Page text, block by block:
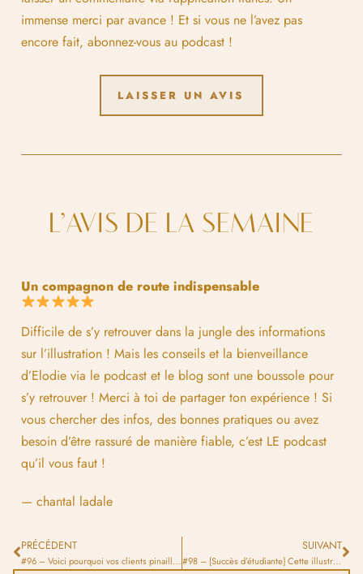
immense merci par avance ! Et si vous ne l’avez pas
encore fait, abonnez-vous au podcast !
LAISSER UN AVIS
L’AVIS DE LA SEMAINE
Un compagnon de route indispensable
Difficile de s’y retrouver dans la jungle des informations
sur l’illustration ! Mais les conseils et la bienveillance
d’Elodie via le podcast et le blog sont une boussole pour
s’y retrouver ! Merci à toi de partager ton expérience ! Si
vous chercher des infos, des bonnes pratiques ou avez
besoin d’être rassuré de manière fiable, c’est LE podcast
qu’il vous faut !
— chantal ladale
PRÉCÉDENT
#96 – Voici pourquoi vos clients pinaillent sur tout et comment faire en sorte que ça change !
SUIVANT
#98 – {Succès d’étudiante} Cette illustratrice a travaillé pour la princesse Kate !